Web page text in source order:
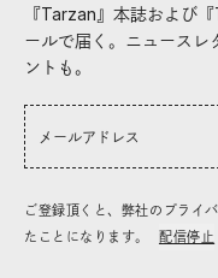
『Tarzan』本誌および
ールで届く。ニュースレ
ントも。
ご登録頂くと、弊社のプライ
たことになります。
配信停止